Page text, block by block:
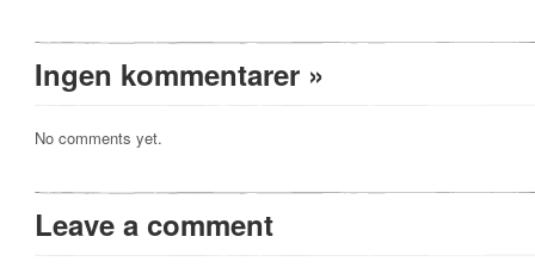
Ingen kommentarer »
No comments yet.
Leave a comment